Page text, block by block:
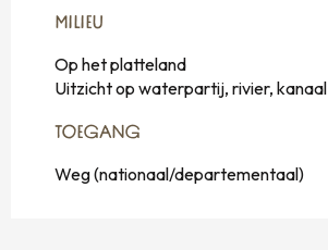
MILIEU
MILIEU
Op het platteland
Uitzicht op waterpartij, rivier, kanaal
TOEGANG
TOEGANG
Weg (nationaal/departementaal)